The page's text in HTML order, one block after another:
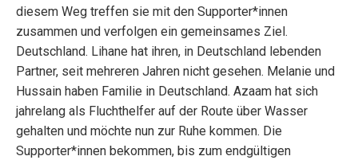
diesem Weg treffen sie mit den Supporter*innen
zusammen und verfolgen ein gemeinsames Ziel.
Deutschland. Lihane hat ihren, in Deutschland lebenden
Partner, seit mehreren Jahren nicht gesehen. Melanie und
Hussain haben Familie in Deutschland. Azaam hat sich
jahrelang als Fluchthelfer auf der Route über Wasser
gehalten und möchte nun zur Ruhe kommen. Die
Supporter*innen bekommen, bis zum endgültigen